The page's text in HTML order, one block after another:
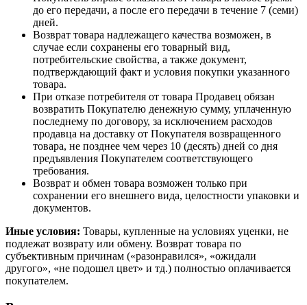
до его передачи, а после его передачи в течение 7 (семи)
дней.
Возврат товара надлежащего качества возможен, в
случае если сохранены его товарный вид,
потребительские свойства, а также документ,
подтверждающий факт и условия покупки указанного
товара.
При отказе потребителя от товара Продавец обязан
возвратить Покупателю денежную сумму, уплаченную
последнему по договору, за исключением расходов
продавца на доставку от Покупателя возвращенного
товара, не позднее чем через 10 (десять) дней со дня
предъявления Покупателем соответствующего
требования.
Возврат и обмен товара возможен только при
сохранении его внешнего вида, целостности упаковки и
документов.
Иные условия: Товары, купленные на условиях уценки, не
подлежат возврату или обмену. Возврат товара по
субъективным причинам («разонравился», «ожидали
другого», «не подошел цвет» и тд.) полностью оплачивается
покупателем.